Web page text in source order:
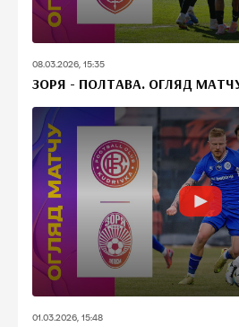
08.03.2026, 15:35
ЗОРЯ - ПОЛТАВА. ОГЛЯД
01.03.2026, 15:48